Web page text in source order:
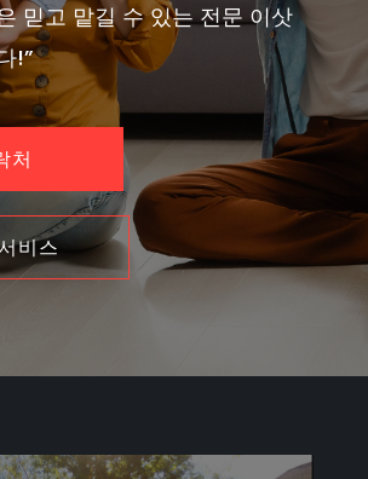
믿고 맡길 수 있는 전문 이삿
!”
처
비스